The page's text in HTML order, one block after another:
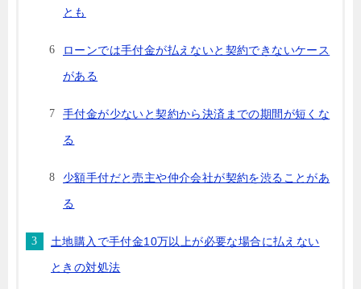
とも
ローンでは手付金が払えないと契約できないケース
がある
手付金が少ないと契約から決済までの期間が短くな
る
少額手付だと売主や仲介会社が契約を渋ることがあ
る
土地購入で手付金10万以上が必要な場合に払えない
ときの対処法